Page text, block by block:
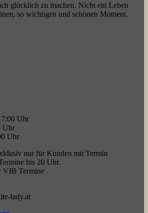
glücklich zu machen. Nicht ein Leben
so wichtigen und schönen Moment.
Uhr
Uhr
Uhr
nur für Kunden mit Termin
bis 20 Uhr.
VIB Termine
lady.at